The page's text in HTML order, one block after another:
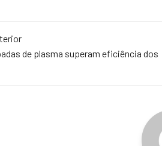
s
Ade plasma superam eficiência dos